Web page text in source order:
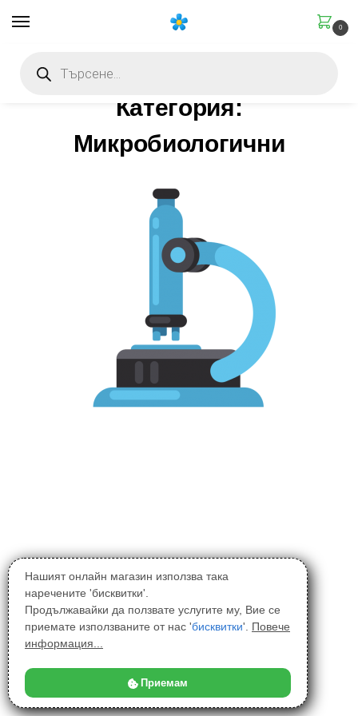
0
Категория:
Микробиологични
Нашият онлайн магазин използва така
наречените 'бисквитки'.
Продължавайки да ползвате услугите му, Вие се
приемате използваните от нас 'бисквитки'. Повече
информация...
Приемам